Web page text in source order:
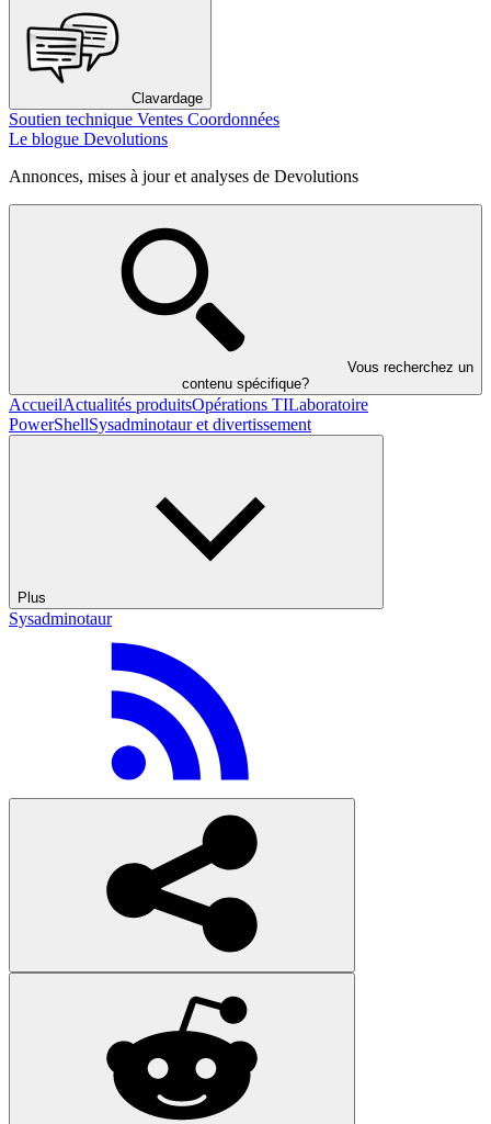
Clavardage
Soutien technique Ventes Coordonnées
Le blogue Devolutions
Annonces, mises à jour et analyses de Devolutions
Vous recherchez un
contenu spécifique?
AccueilActualités produitsOpérations TILaboratoire
PowerShellSysadminotaur et divertissement
Plus
Sysadminotaur